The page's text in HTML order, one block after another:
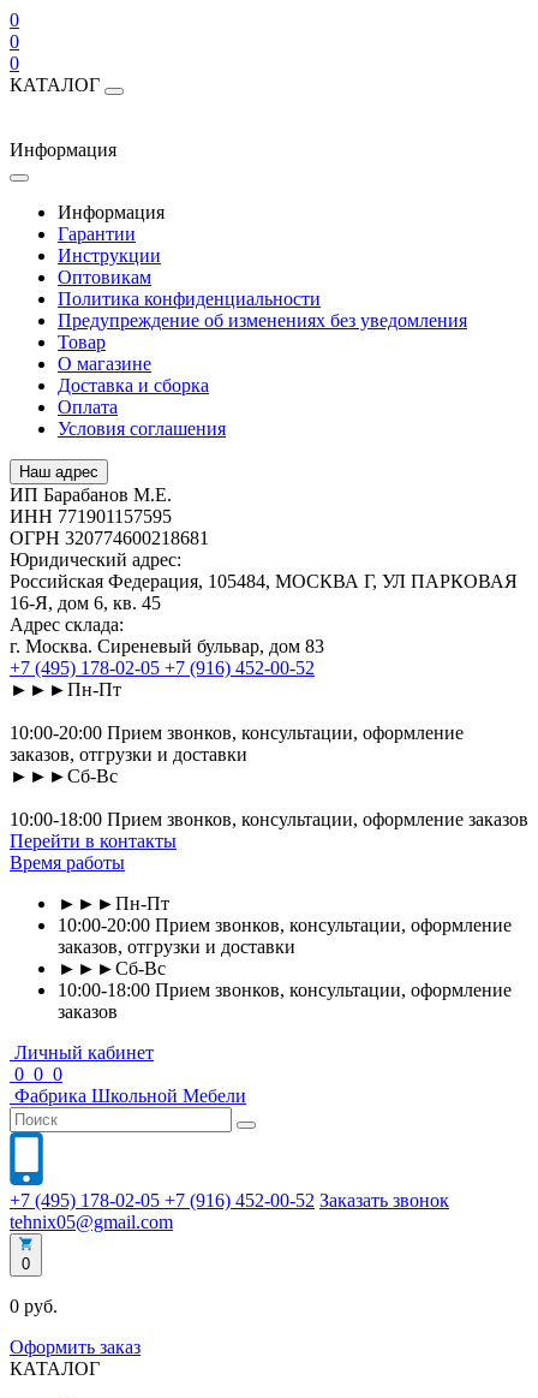
0
0
0
КАТАЛОГ
Информация
Информация
Гарантии
Инструкции
Оптовикам
Политика конфиденциальности
Предупреждение об изменениях без уведомления
Товар
О магазине
Доставка и сборка
Оплата
Условия соглашения
Наш адрес
ИП Барабанов М.Е.
ИНН 771901157595
ОГРН 320774600218681
Юридический адрес:
Российская Федерация, 105484, МОСКВА Г, УЛ ПАРКОВАЯ
16-Я, дом 6, кв. 45
Адрес склада:
г. Москва. Сиреневый бульвар, дом 83
+7 (495) 178-02-05 +7 (916) 452-00-52
►►►Пн-Пт
10:00-20:00 Прием звонков, консультации, оформление
заказов, отгрузки и доставки
►►►Сб-Вс
10:00-18:00 Прием звонков, консультации, оформление заказов
Перейти в контакты
Время работы
►►►Пн-Пт
10:00-20:00 Прием звонков, консультации, оформление
заказов, отгрузки и доставки
►►►Сб-Вс
10:00-18:00 Прием звонков, консультации, оформление
заказов
Личный кабинет
0 0 0
Фабрика Школьной Мебели
+7 (495) 178-02-05 +7 (916) 452-00-52 Заказать звонок
tehnix05@gmail.com
0
0 руб.
Оформить заказ
КАТАЛОГ